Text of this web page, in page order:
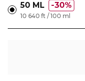
50 ML 30%
10 640 ft / 100 ml